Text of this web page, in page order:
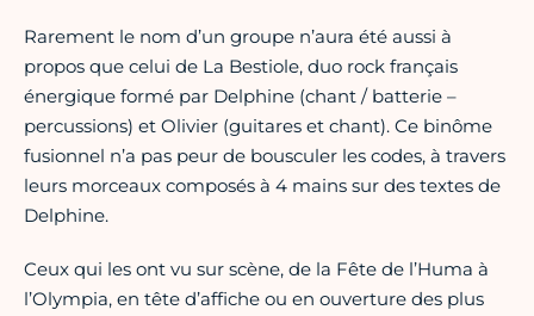
Rarement le nom d’un groupe n’aura été aussi à
propos que celui de La Bestiole, duo rock français
énergique formé par Delphine (chant / batterie –
percussions) et Olivier (guitares et chant). Ce binôme
fusionnel n’a pas peur de bousculer les codes, à travers
leurs morceaux composés à 4 mains sur des textes de
Delphine.
Ceux qui les ont vu sur scène, de la Fête de l’Huma à
l’Olympia, en tête d’affiche ou en ouverture des plus